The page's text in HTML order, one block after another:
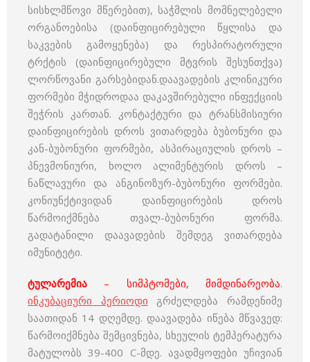
სისხლმწოვი მწერებით), საჭმლის მომნელებელი
ორგანოებისა (დაინფიცირებული წყლისა და
საკვების გამოყენება) და რესპირატორული
ტრქტის (დაინფიცირებული მტვრის შესუნთქვა)
ლორწოვანი გარსებიდან.დაავადების კლინიკური
ფორმები მჭიდროდაა დაკავშირებული ინფექციის
შეჭრის კართან. კონტაქტური და ტრანსმისიური
დაინფიცირების დროს ვითარდება ბუბონური და
კან-ბუბონური ფორმები, ასპირაციულის დროს –
პნევმონიური, ხოლო ალიმენტურის დროს –
ნაწლავური და ანგინოზურ-ბუბონური ფორმები.
კონიუნქტივიდან დაინფიცირების დროს
წარმოიქმნება თვალ-ბუბონური ფორმა.
გადატანილი დაავადების შემდეგ ვითარდება
იმუნიტეტი.
ტულარემია – სიმპტომები, მიმდინარეობა.
ინკუბაციური პერიოდი გრძელდება რამდენიმე
საათიდან 14 დღემდე. დაავადება იწება მწვავედ:
წარმოიქმნება შემცივნება, სხეულის ტემპერატურა
მატულობს 39-400 C-მდე. ავადმყოფები უჩივიან